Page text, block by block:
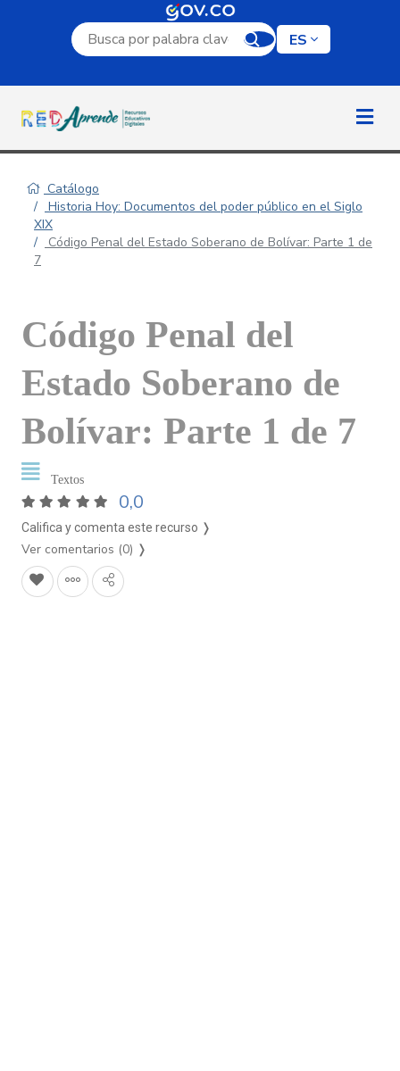
Campo de búsqueda por palabra clave
ES
Catálogo
Historia Hoy: Documentos del poder público en el Siglo
XIX
Código Penal del Estado Soberano de Bolívar: Parte 1 de
7
Código Penal del
Estado Soberano de
Bolívar: Parte 1 de 7
Textos
0,0
Califica y comenta este recurso ❭
Ver comentarios (0) ❭